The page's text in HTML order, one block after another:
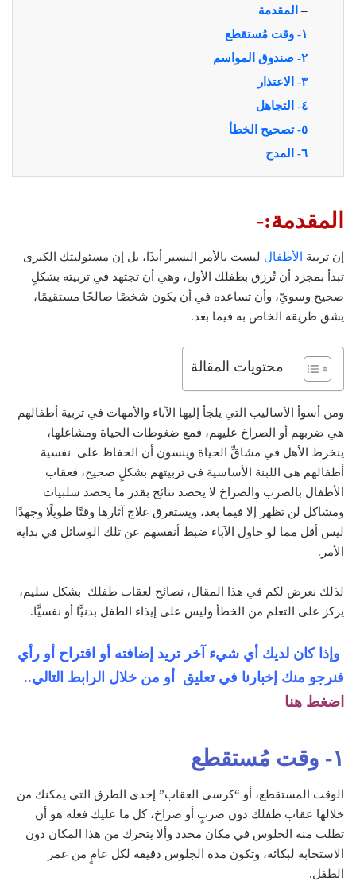
– المقدمة
١- وقت مُستقطع
٢- صندوق المواسم
٣- الاعتذار
٤- التجاهل
٥- تصحيح الخطأ
٦- المدح
المقدمة:-
إن تربية الأطفال ليست بالأمر اليسير أبدًا، بل إن مسئوليتك الكبرى
تبدأ بمجرد أن تُرزق بطفلك الأول، وهي أن تجتهد في تربيته بشكلٍ
صحيح وسويّ، وأن تساعده في أن يكون شخصًا صالحًا مستقيمًا،
يشق طريقه الخاص به فيما بعد.
محتويات المقالة
ومن أسوأ الأساليب التي يلجأ إليها الآباء والأمهات في تربية أطفالهم
هي ضربهم أو الصراخ عليهم، فمع ضغوطات الحياة ومشاغلها،
ينخرط الأهل في مشاقِّ الحياة وينسون أن الحفاظ على نفسية
أطفالهم هي اللبنة الأساسية في تربيتهم بشكلٍ صحيح، فعقاب
الأطفال بالضرب والصراخ لا يحصد نتائج بقدر ما يحصد سلبيات
ومشاكل لن تظهر إلا فيما بعد، ويستغرق علاج آثارها وقتًا طويلًا وجهدًا
ليس أقل مما لو حاول الآباء ضبط أنفسهم عن تلك الوسائل في بداية
الأمر.
لذلك نعرض لكم في هذا المقال، نصائح لعقاب طفلك بشكل سليم،
يركز على التعلم من الخطأ وليس على إيذاء الطفل بدنيًّا أو نفسيًّا.
وإذا كان لديك أي شيء آخر تريد إضافته أو اقتراح أو رأي
فنرجو منك إخبارنا في تعليق أو من خلال الرابط التالي..
اضغط هنا
١- وقت مُستقطع
الوقت المستقطع، أو “كرسي العقاب” إحدى الطرق التي يمكنك من
خلالها عقاب طفلك دون ضربٍ أو صراخ، كل ما عليك فعله هو أن
تطلب منه الجلوس في مكان محدد وألا يتحرك من هذا المكان دون
الاستجابة لبكائه، وتكون مدة الجلوس دقيقة لكل عامٍ من عمر
الطفل.